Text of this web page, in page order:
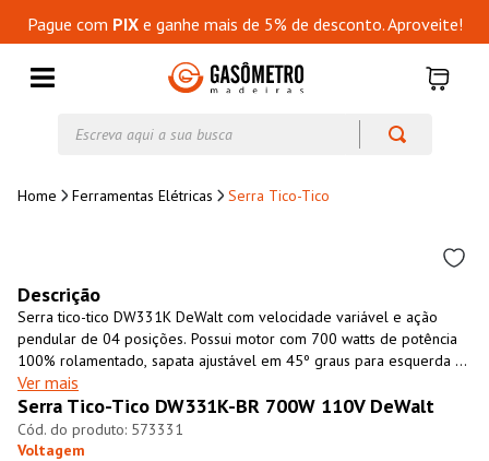
Pague com PIXe ganhe mais de 5% de desconto. Aproveite!
Ferramentas Elétricas Serra Tico-Tico
Descrição
Serra tico-tico DW331K DeWalt com velocidade variável e ação
pendular de 04 posições. Possui motor com 700 watts de potência
100% rolamentado, sapata ajustável em 45º graus para esquerda e
para direita, soprador de pó ajustável, melhor visibilidade ao
operado. A serra tico-tico DeWalt também possui sistema rápido de
troca de lâminas que dispensa o uso de ferramentas, sistema de
contrapesos e caixa de engrenagens em alumínio.
Ver mais
Serra Tico-Tico DW331K-BR 700W 110V DeWalt
573331
Voltagem